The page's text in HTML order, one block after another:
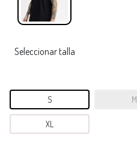
Seleccionar talla
S M
XL